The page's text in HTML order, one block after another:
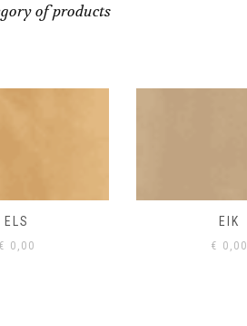
of products
EIK
€ 0,00
BEUK
€ 0,00